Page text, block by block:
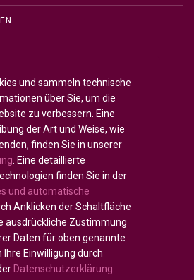
)
Portugal)
und sammeln technische
über Sie, um die
zu verbessern. Eine
der Art und Weise, wie
finden Sie in unserer
. Eine detaillierte
finden Sie in der
und automatische
Anklicken der Schaltfläche
ausdrückliche Zustimmung
Daten für oben genannte
Ihre Einwilligung durch
Datenschutzerklärung